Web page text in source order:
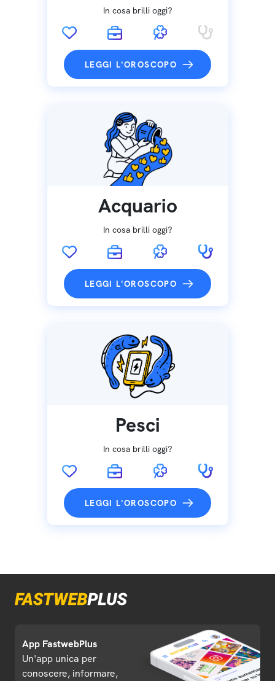
In cosa brilli oggi?
LEGGI L'OROSCOPO
Acquario
In cosa brilli oggi?
LEGGI L'OROSCOPO
Pesci
In cosa brilli oggi?
LEGGI L'OROSCOPO
App FastwebPlus
Un'app unica per
conoscere, informare,